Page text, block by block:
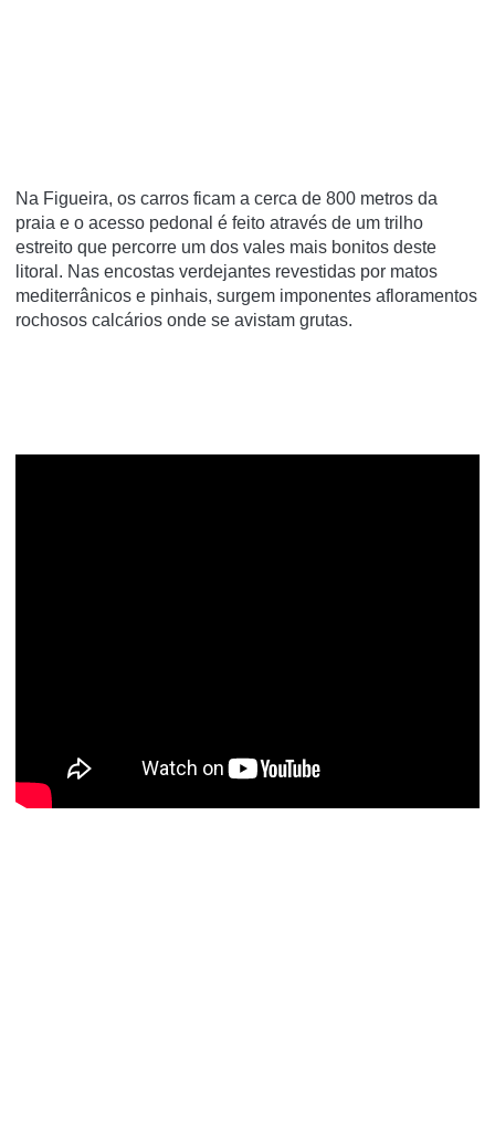
Na Figueira, os carros ficam a cerca de 800 metros da
praia e o acesso pedonal é feito através de um trilho
estreito que percorre um dos vales mais bonitos deste
litoral. Nas encostas verdejantes revestidas por matos
mediterrânicos e pinhais, surgem imponentes afloramentos
rochosos calcários onde se avistam grutas.